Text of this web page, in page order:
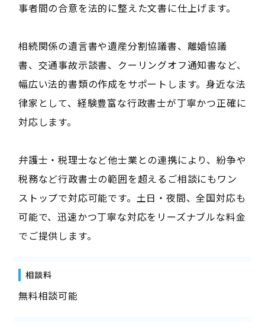
事者間の合意を法的に整えた文書に仕上げます。
相続関係の遺言書や遺産分割協議書、離婚協議
書、交通事故示談書、クーリングオフ通知書など、
幅広い法的書類の作成をサポートします。身近な法
律家として、経験豊富な行政書士が丁寧かつ正確に
対応します。
弁護士・税理士など他士業との連携により、紛争や
税務など行政書士の範囲を超えるご相談にもワン
ストップで対応可能です。土日・夜間、全国対応も
可能で、迅速かつ丁寧な対応をリーズナブルな料金
でご提供します。
相談料
無料相談可能